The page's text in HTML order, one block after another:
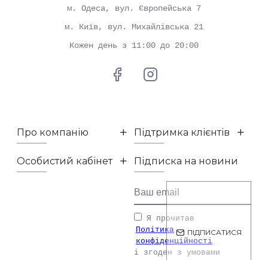
м. Одеса, вул. Європейська 7
м. Київ, вул. Михайлівська 21
Кожен день з 11:00 до 20:00
Про компанію Підтримка клієнтів
Особистий кабінет Підписка на новини
ПІДПИСАТИСЯ
Я прочитав
Політика
конфіденційності
і згоден з умовами